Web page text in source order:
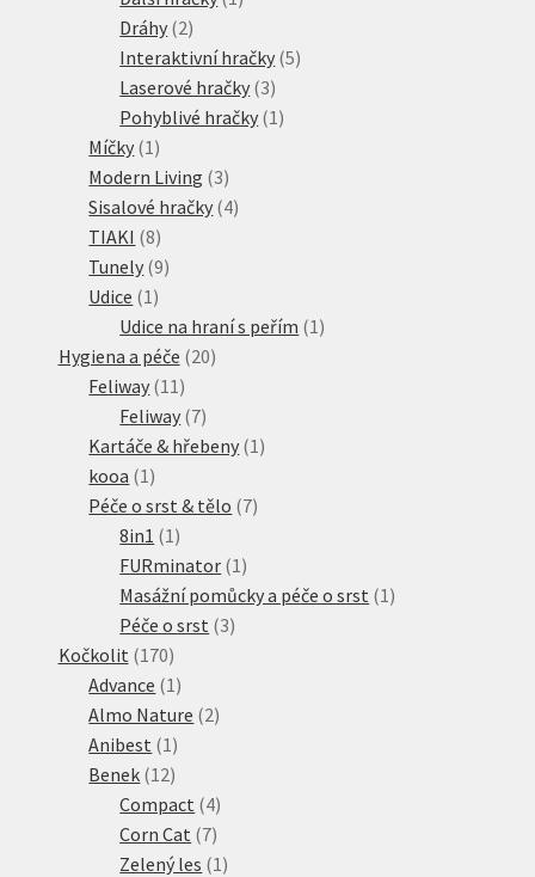
Dráhy 22
produkty
Interaktivní hračky 55
Laserové hračky 33
produkty
Pohyblivé hračky 1 1
Míčky 1 1
produkt
Modern Living 33
produkty
Sisalové hračky 44
TIAKI 88
produktů
Tunely 99
Udice 1 1
produkt
Udice na hraní s peřím 1 1
Hygiena a péče 2020
Feliway 11 11
produktů
Feliway 77
produktů
Kartáče & hřebeny 1 1
kooa 1 1
produkt
Péče o srst & tělo 77
8in1 1 1
produkt
FURminator 1 1
produkt
Masážní pomůcky a péče o srst 1 1
Péče o srst 33
Kočkolit 170170
produktů
Advance 1 1
produkt
Almo Nature 22
Anibest 1 1
produkt
Benek 1212
produktů
Compact 44
produkty
Corn Cat 77
produktů
Zelený les 1 1